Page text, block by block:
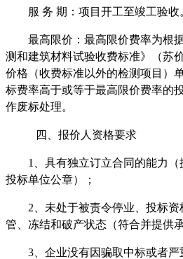
服 务 期：项目开工至竣工验收
最高限价：最高限价费率为根
测和建筑材料试验收费标准》（苏
价格（收费标准以外的检测项目）
标费率高于或等于最高限价费率的
作废标处理。
四、 报价 人资格要求
1
具有独立订立合同的能力
投标单位公章）；
2
未处于被责令停业、投标
管、冻结和破产状态（符合并提供
3
企业没有因骗取中标或者